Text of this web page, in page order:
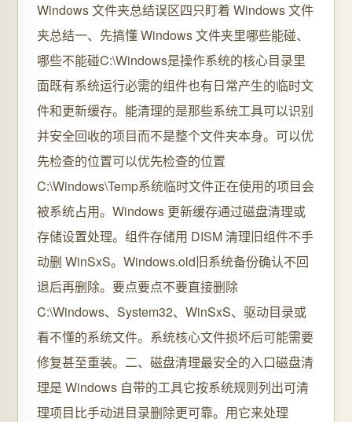
Windows 文件夹总结误区四只盯着 Windows 文件
夹总结一、先搞懂 Windows 文件夹里哪些能碰、
哪些不能碰C:\Windows是操作系统的核心目录里
面既有系统运行必需的组件也有日常产生的临时文
件和更新缓存。能清理的是那些系统工具可以识别
并安全回收的项目而不是整个文件夹本身。可以优
先检查的位置可以优先检查的位置
C:\Windows\Temp系统临时文件正在使用的项目会
被系统占用。Windows 更新缓存通过磁盘清理或
存储设置处理。组件存储用 DISM 清理旧组件不手
动删 WinSxS。Windows.old旧系统备份确认不回
退后再删除。要点要点不要直接删除
C:\Windows、System32、WinSxS、驱动目录或
看不懂的系统文件。系统核心文件损坏后可能需要
修复甚至重装。二、磁盘清理最安全的入口磁盘清
理是 Windows 自带的工具它按系统规则列出可清
理项目比手动进目录删除更可靠。用它来处理